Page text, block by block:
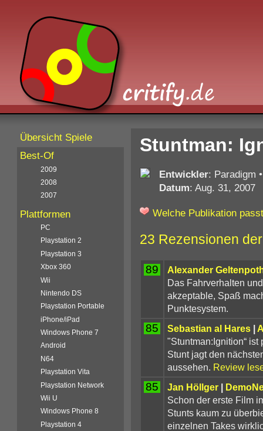
Stuntman:
Entwickler: Paradigm
Datum: Aug. 31, 2007
Welche Publikation
23 Rezensionen
89
Alexander
Das Fahrverhalten
akzeptable, Spaß
Punktesystem.
85 Sebastian al Hares|
"Stuntman:Ignition“
Stunt jagt den
aussehen. Review
85 Jan Höllger|
Schon der erste Film
Stunts kaum zu
einzelnen Takes
Übersicht Spiele
Best-Of
2009
2008
2007
Plattformen
PC
Playstation 2
Playstation 3
Xbox 360
Wii
Nintendo DS
Playstation Portable
iPhone/iPad
Windows Phone 7
Android
N64
Playstation Vita
Playstation Network
Wii U
Windows Phone 8
Playstation 4